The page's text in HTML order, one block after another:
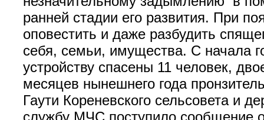
ранней стадии его развития. При
оповестить и даже разбудить
себя, семьи, имущества. С начала
устройству спасены 11 человек,
месяцев нынешнего года
Гаути Кореневского сельсовета и
службу МЧС поступило сообщение